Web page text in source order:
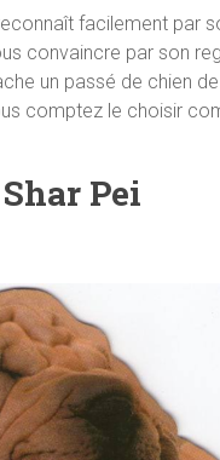
facilement par
convaincre par son
un passé de chien
comptez le choisir
Pei